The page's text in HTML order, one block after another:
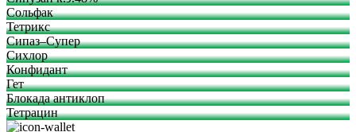
Сольфак
Тетрикс
Сипаз–Супер
Сихлор
Конфидант
Гет
Блокада антиклоп
Тетрацин